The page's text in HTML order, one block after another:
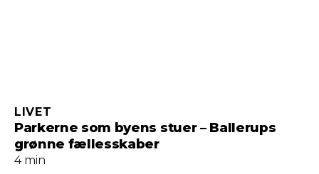
Parkerne som byens stuer – Ballerups
grønne fællesskaber
LIVET
4 min